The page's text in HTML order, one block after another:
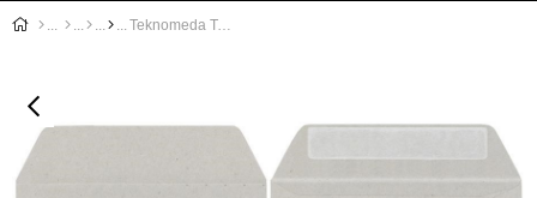
Teknomeda Torba Zarf İ.Kraft 90 gr 17 cm x 25 cm 50'li Paket